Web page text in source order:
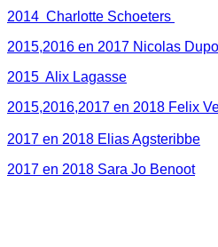
2014 Charlotte Schoeters
2015,2016 en 2017 Nicolas
2015 Alix Lagasse
2015,2016,2017 en 2018 Felix
2017 en 2018 Elias Agsteribbe
2017 en 2018 Sara Jo Benoot